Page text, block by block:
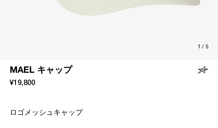
1 / 5
MAEL キャップ
¥19,800
ロゴメッシュキャップ